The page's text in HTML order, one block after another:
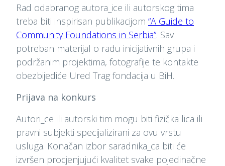
Rad odabranog autora_ice ili autorskog tima
treba biti inspirisan publikacijom “A Guide to
Community Foundations in Serbia”. Sav
potreban materijal o radu inicijativnih grupa i
podržanim projektima, fotografije te kontakte
obezbijediće Ured Trag fondacija u BiH.
Prijava na konkurs
Autori_ce ili autorski tim mogu biti fizička lica ili
pravni subjekti specijalizirani za ovu vrstu
usluga. Konačan izbor saradnika_ca biti će
izvršen procjenjujući kvalitet svake pojedinačne